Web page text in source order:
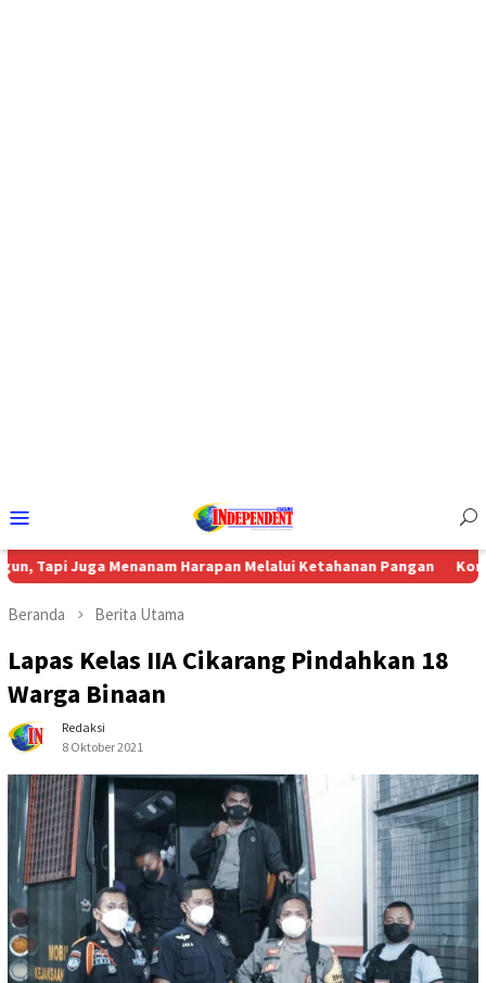
Mobile
Menanam Harapan Melalui Ketahanan Pangan Komisi 4
Beranda Berita Utama
Lapas Kelas IIA Cikarang Pindahkan 18
Warga Binaan
Redaksi
8 Oktober 2021